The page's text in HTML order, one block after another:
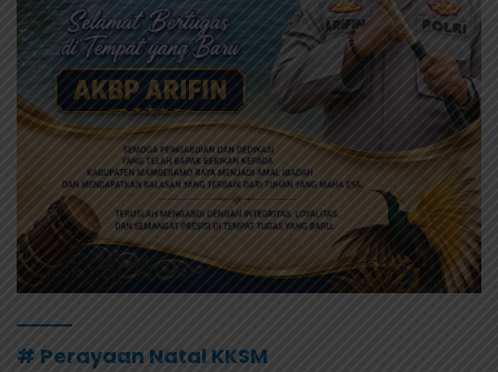
# Perayaan Natal KKSM